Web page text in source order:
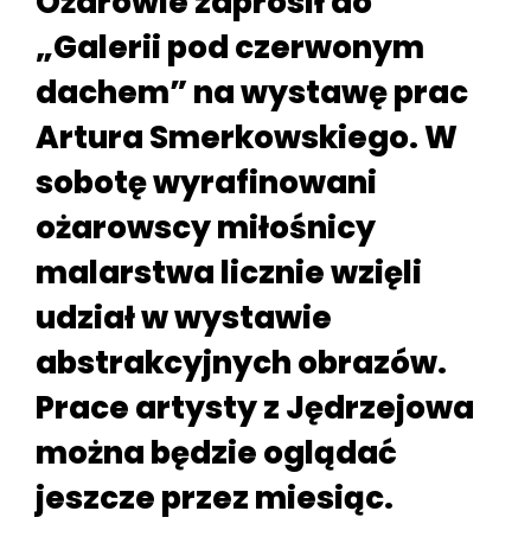
„Galerii pod czerwonym
dachem” na wystawę prac
Artura Smerkowskiego. W
sobotę wyrafinowani
ożarowscy miłośnicy
malarstwa licznie wzięli
udział w wystawie
abstrakcyjnych obrazów.
Prace artysty z Jędrzejowa
można będzie oglądać
jeszcze przez miesiąc.